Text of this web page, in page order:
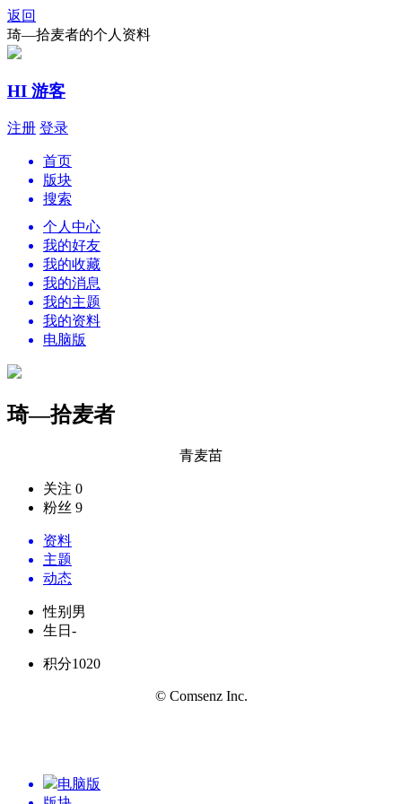
返回
琦—拾麦者的个人资料
HI 游客
注册 登录
首页
版块
搜索
个人中心
我的好友
我的收藏
我的消息
我的主题
我的资料
电脑版
琦—拾麦者
青麦苗
关注 0
粉丝 9
资料
主题
动态
性别 男
生日 -
积分1020
© Comsenz Inc.
电脑版